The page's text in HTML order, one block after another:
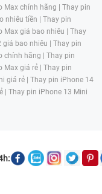
Max chính hãng | Thay pin
nhiêu tiền | Thay pin
Max giá bao nhiêu | Thay
giá bao nhiêu | Thay pin
chính hãng | Thay pin
Max giá rẻ | Thay pin
giá rẻ | Thay pin iPhone 14
| Thay pin iPhone 13 Mini